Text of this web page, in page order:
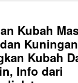
Kubah
Kuningan
Kubah
Info dari